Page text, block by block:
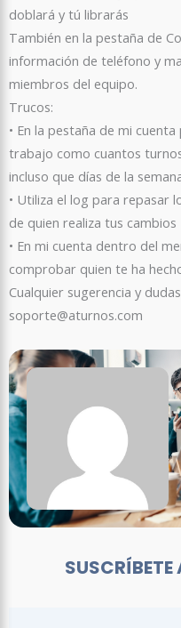
doblará y tú librarás
También en la pestaña de
información de teléfono y
miembros del equipo.
Trucos:
• En la pestaña de mi
trabajo como cuantos
incluso que días de la
• Utiliza el log para repasar
de quien realiza tus cambios
• En mi cuenta dentro del
comprobar quien te ha
Cualquier sugerencia y
soporte@aturnos.com
SUSCRÍBETE